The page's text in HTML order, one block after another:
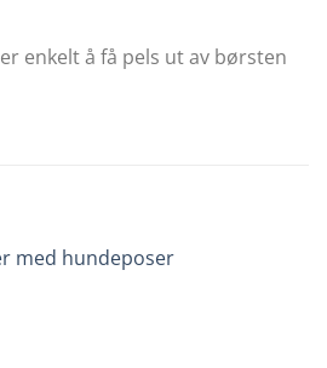
enkelt å få pels ut av børsten